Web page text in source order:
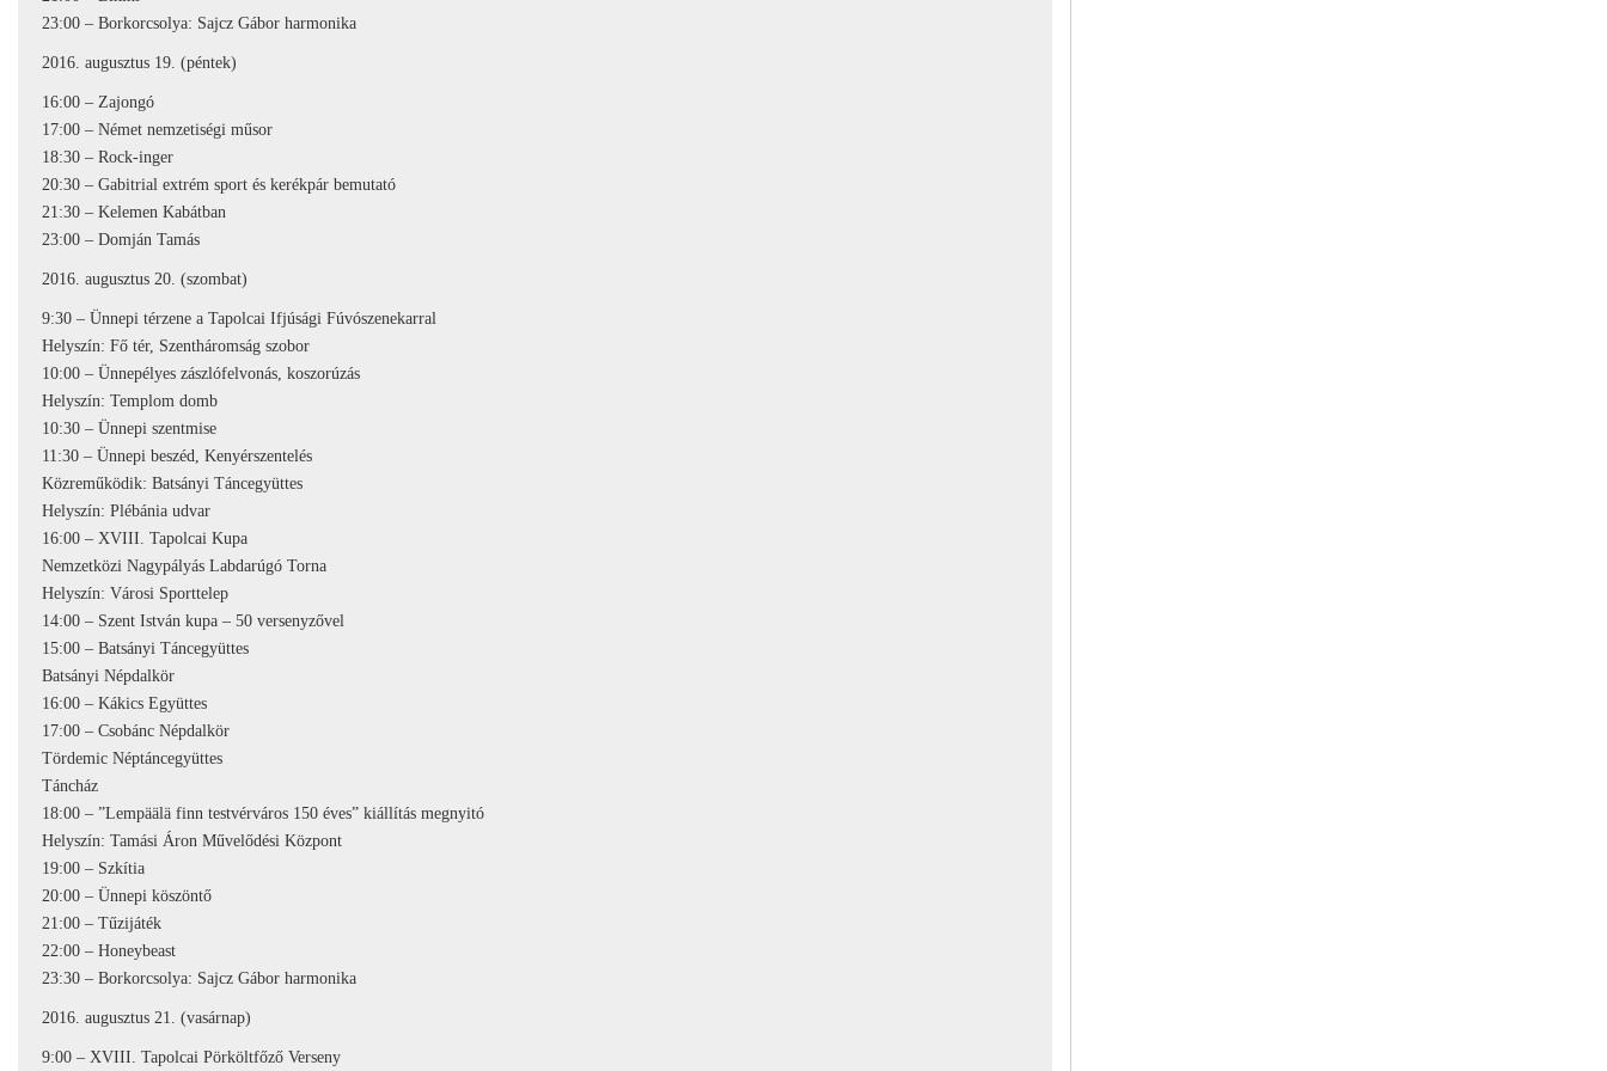
23:00 – Borkorcsolya: Sajcz Gábor harmonika
2016. augusztus 19. (péntek)
16:00 – Zajongó
17:00 – Német nemzetiségi műsor
18:30 – Rock-inger
20:30 – Gabitrial extrém sport és kerékpár bemutató
21:30 – Kelemen Kabátban
23:00 – Domján Tamás
2016. augusztus 20. (szombat)
9:30 – Ünnepi térzene a Tapolcai Ifjúsági Fúvószenekarral
Helyszín: Fő tér, Szentháromság szobor
10:00 – Ünnepélyes zászlófelvonás, koszorúzás
Helyszín: Templom domb
10:30 – Ünnepi szentmise
11:30 – Ünnepi beszéd, Kenyérszentelés
Közreműködik: Batsányi Táncegyüttes
Helyszín: Plébánia udvar
16:00 – XVIII. Tapolcai Kupa
Nemzetközi Nagypályás Labdarúgó Torna
Helyszín: Városi Sporttelep
14:00 – Szent István kupa – 50 versenyzővel
15:00 – Batsányi Táncegyüttes
Batsányi Népdalkör
16:00 – Kákics Együttes
17:00 – Csobánc Népdalkör
Tördemic Néptáncegyüttes
Táncház
18:00 – ”Lempäälä finn testvérváros 150 éves” kiállítás megnyitó
Helyszín: Tamási Áron Művelődési Központ
19:00 – Szkítia
20:00 – Ünnepi köszöntő
21:00 – Tűzijáték
22:00 – Honeybeast
23:30 – Borkorcsolya: Sajcz Gábor harmonika
2016. augusztus 21. (vasárnap)
9:00 – XVIII. Tapolcai Pörköltfőző Verseny